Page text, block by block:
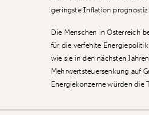
geringste Inflation
Die Menschen in Österreich
für die verfehlte
wie sie in den nächsten
Mehrwertsteuersenkung auf
Energiekonzerne würden die